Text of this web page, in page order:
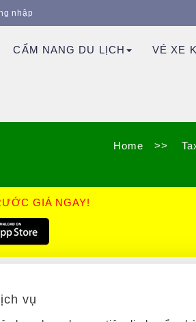
nhập
CẨM NANG DU LỊCH VÉ XE
Home >>
GIÁ NGAY!
vụ